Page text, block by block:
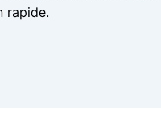
rapide.